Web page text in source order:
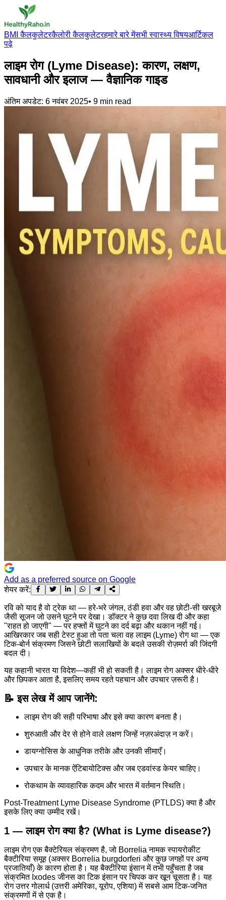
BMI कैलकुलेटरकैलोरी कैलकुलेटरहमारे बारे मेंसभी स्वास्थ्य विषयआर्टिकल
पढ़े
लाइम रोग (Lyme Disease): कारण, लक्षण,
सावधानी और इलाज — वैज्ञानिक गाइड
अंतिम अपडेट: 6 नवंबर 2025• 9 min read
Add as a preferred source on Google
शेयर करें:
रवि को याद है वो ट्रेक था — हरे-भरे जंगल, ठंडी हवा और वह छोटी-सी खरबूजे
जैसी सूजन जो उसने घुटने पर देखा। डॉक्टर ने कुछ दवा लिख दी और कहा
"राहत हो जाएगी" — पर हफ्तों में घुटने का दर्द बढ़ा और थकान नहीं गई।
आखिरकार जब सही टेस्ट हुआ तो पता चला वह लाइम (Lyme) रोग था — एक
टिक-बोर्न संक्रमण जिसने छोटी सलाखियों के बदले उसकी रोज़मर्रा की जिंदगी
बदल दी।
यह कहानी भारत या विदेश—कहीं भी हो सकती है। लाइम रोग अक्सर धीरे-धीरे
और छिपकर आता है, इसलिए समय रहते पहचान और उपचार ज़रूरी है।
📝 इस लेख में आप जानेंगे:
लाइम रोग की सही परिभाषा और इसे क्या कारण बनता है।
शुरुआती और देर से होने वाले लक्षण जिन्हें नज़रअंदाज़ न करें।
डायग्नोसिस के आधुनिक तरीके और उनकी सीमाएँ।
उपचार के मानक ऐंटिबायोटिक्स और जब एडवांस्ड केयर चाहिए।
रोकथाम के व्यावहारिक कदम और भारत में वर्तमान स्थिति।
Post-Treatment Lyme Disease Syndrome (PTLDS) क्या है और
इसके लिए क्या उम्मीद रखें।
1 — लाइम रोग क्या है? (What is Lyme disease?)
लाइम रोग एक बैक्टेरियल संक्रमण है, जो Borrelia नामक स्पायरोकीट
बैक्टीरिया समूह (अक्सर Borrelia burgdorferi और कुछ जगहों पर अन्य
प्रजातियाँ) के कारण होता है। यह बैक्टीरिया इंसान में तभी पहुँचता है जब
संक्रमित Ixodes जीनस का टिक इंसान पर चिपक कर खून चूसता है। यह
रोग उत्तर गोलार्ध (उत्तरी अमेरिका, यूरोप, एशिया) में सबसे आम टिक-जनित
संक्रमणों में से एक है।